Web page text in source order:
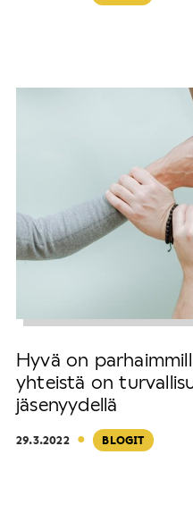
Hyvä on
yhteistä on
jäsenyydellä
29.3.2022· BLOGIT